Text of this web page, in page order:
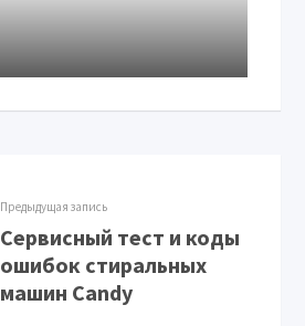
Предыдущая запись
Сервисный тест и коды
ошибок стиральных
машин Candy